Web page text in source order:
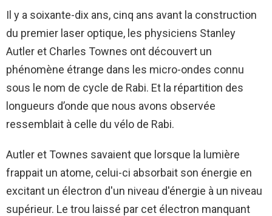
Il y a soixante-dix ans, cinq ans avant la construction
du premier laser optique, les physiciens Stanley
Autler et Charles Townes ont découvert un
phénomène étrange dans les micro-ondes connu
sous le nom de cycle de Rabi. Et la répartition des
longueurs d’onde que nous avons observée
ressemblait à celle du vélo de Rabi.
Autler et Townes savaient que lorsque la lumière
frappait un atome, celui-ci absorbait son énergie en
excitant un électron d'un niveau d'énergie à un niveau
supérieur. Le trou laissé par cet électron manquant